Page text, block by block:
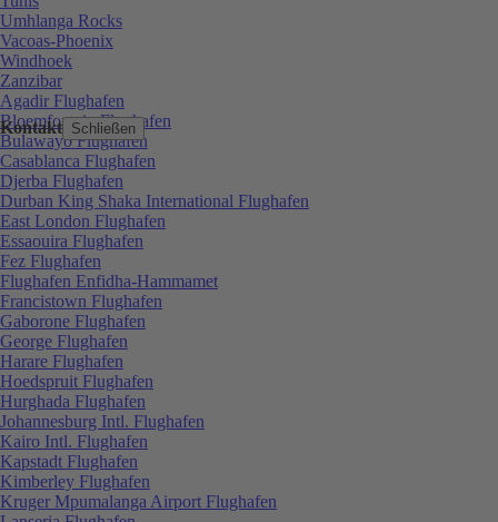
Kontakt Schließen
Umhlanga Rocks
Vacoas-Phoenix
Windhoek
Zanzibar
Agadir Flughafen
Bloemfontein Flughafen
Bulawayo Flughafen
Casablanca Flughafen
Djerba Flughafen
Durban King Shaka International Flughafen
East London Flughafen
Essaouira Flughafen
Fez Flughafen
Flughafen Enfidha-Hammamet
Francistown Flughafen
Gaborone Flughafen
George Flughafen
Harare Flughafen
Hoedspruit Flughafen
Hurghada Flughafen
Johannesburg Intl. Flughafen
Kairo Intl. Flughafen
Kapstadt Flughafen
Kimberley Flughafen
Kruger Mpumalanga Airport Flughafen